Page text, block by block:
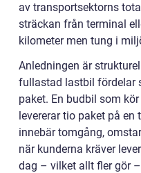
av transportsektorns
sträckan från terminal
kilometer men tung i
Anledningen är
fullastad lastbil fördelar
paket. En budbil som
levererar tio paket på
innebär tomgång,
när kunderna kräver
dag – vilket allt fler gör